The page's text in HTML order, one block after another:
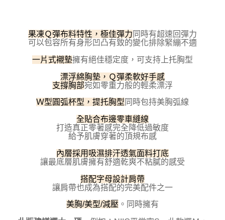
結帳頁面，進行簡訊認證並確認金額後，即可完成結帳。
２．訂單成立數日內，您將收到繳費通知簡訊。
３．收到繳費通知簡訊後14天內，點擊此簡訊中的連結，可透過四大超商／
ATM／網路銀行／等多元方式進行付款，方視為交易完成。
購買商品的店家。未經商家同意取消之訂單仍視為有效，需透過AFTEE先享
後付繳納相關費用。
是否繳費成功／繳費後需取消欲退款等相關疑問，請聯繫「AFTEE先享後付
１．透過由恩沛科技股份有限公司提供之「AFTEE先享後付」服務完成之交
易，需依本服務之必要範圍內提供個人資料，並將交易相關給付款項請求債
權轉讓予恩沛科技股份有限公司。
２．關於個人資料處理事宜，請瀏覽以下網址：
https://aftee.tw/terms/#terms3
３．未成年的使用者請事先徵得法定代理人或監護人之同意方可使用
「AFTEE先享後付」，若未經同意申辦者引起之損失，本公司不負相關責
付款後全家取貨
每筆NT$100，滿NT$800(含以上)免運費
7-11取貨付款
每筆NT$100，滿NT$800(含以上)免運費
每筆NT$100，滿NT$800(含以上)免運費
每筆NT$100，滿NT$800(含以上)免運費
果凍Ｑ彈布料特性，極佳彈力 同時有超速回彈力
可以包容所有身形凹凸有致的變化排除緊繃不適
一片式襯墊擁有絕佳穩定度，可支持上托胸型
漂浮綿胸墊，Ｑ彈柔軟好手感
支撐胸部宛如零重力般的輕柔漂浮
Ｗ型圓弧杯型，提托胸型 同時包持美胸弧線
全貼合布邊零車縫線
打造真正零著感完全降低過敏度
給予肌膚穿著的頂規布感
內層採用吸濕排汗透氣面料打底
讓最底層肌膚擁有舒適乾爽不粘膩的感受
搭配字母設計肩帶
讓肩帶也成為搭配的完美配件之一
美胸/美型/減壓 。同時擁有